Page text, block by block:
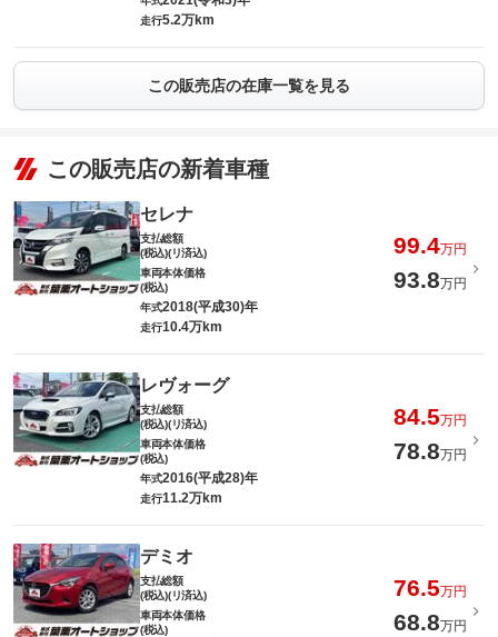
走行5.2万km
この販売店の在庫一覧を見る
この販売店の新着車種
セレナ
支払総額
(税込)(リ済込)
99.4万円
車両本体価格
(税込)
93.8万円
年式2018(平成30)年
走行10.4万km
レヴォーグ
支払総額
(税込)(リ済込)
84.5万円
車両本体価格
(税込)
78.8万円
年式2016(平成28)年
走行11.2万km
デミオ
支払総額
(税込)(リ済込)
76.5万円
車両本体価格
(税込)
68.8万円